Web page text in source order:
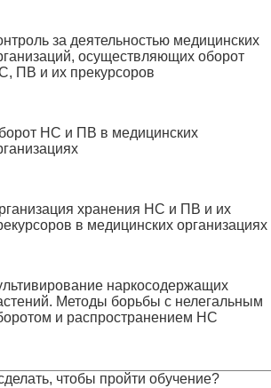
за деятельностью медицинских
осуществляющих оборот
ПВ и их прекурсоров
НС и ПВ в медицинских
хранения НС и ПВ и их
в медицинских организациях
наркосодержащих
Методы борьбы с нелегальным
и распространением НС
чтобы пройти обучение?